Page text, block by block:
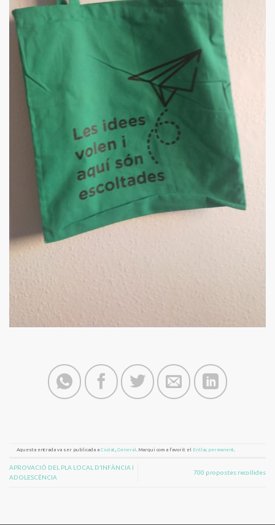
Aquesta entrada va ser publicada a Ciutat General . Marqui com a favorit el Enllaç permanent
APROVACIÓ DEL PLA LOCAL D’INFÀNCIA I
ADOLESCÈNCIA
700 propostes recollides